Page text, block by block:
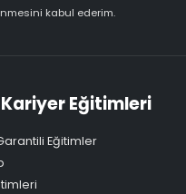
kabul ederim.
Eğitimleri
Eğitimler